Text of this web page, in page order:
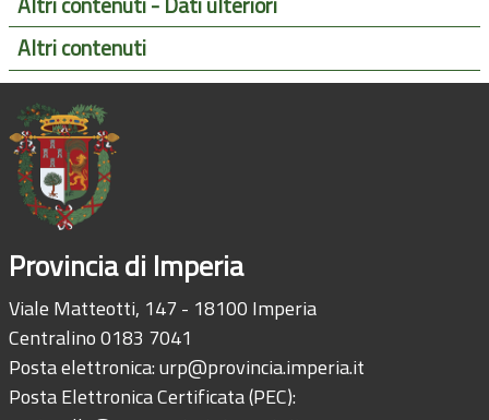
Altri contenuti
Provincia di Imperia
Viale Matteotti, 147 - 18100 Imperia
Centralino 0183 7041
Posta elettronica:urp@provincia.imperia.it
Posta Elettronica Certificata (PEC):